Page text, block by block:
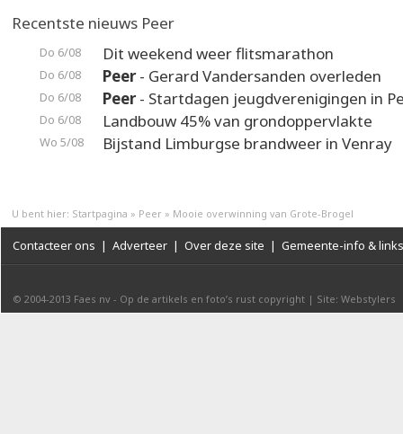
Recentste nieuws Peer
Do 6/08 Dit weekend weer flitsmarathon
Do 6/08 Peer- Gerard Vandersanden overleden
Do 6/08 Peer- Startdagen jeugdverenigingen in
Do 6/08 Landbouw 45% van grondoppervlakte
Wo 5/08 Bijstand Limburgse brandweer in Venray
U bent hier: Startpagina » Peer » Mooie overwinning van Grote-Brogel
Contacteer ons | Adverteer | Over deze site | Gemeente-info & links
© 2004-2013 Faes nv - Op de artikels en foto’s rust copyright | Site: Webstylers